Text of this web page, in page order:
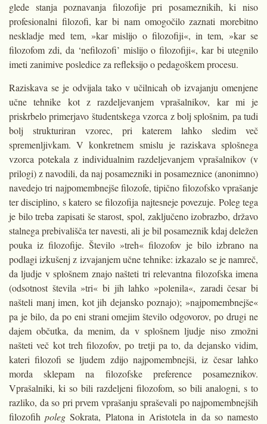
glede stanja poznavanja filozofije pri posameznikih, ki niso
profesionalni filozofi, kar bi nam omogočilo zaznati morebitno
neskladje med tem, »kar mislijo o filozofiji«, in tem, »kar se
filozofom zdi, da ‘nefilozofi’ mislijo o filozofiji«, kar bi utegnilo
imeti zanimive posledice za refleksijo o pedagoškem procesu.
Raziskava se je odvijala tako v učilnicah ob izvajanju omenjene
učne tehnike kot z razdeljevanjem vprašalnikov, kar mi je
priskrbelo primerjavo študentskega vzorca z bolj splošnim, pa tudi
bolj strukturiran vzorec, pri katerem lahko sledim več
spremenljivkam. V konkretnem smislu je raziskava splošnega
vzorca potekala z individualnim razdeljevanjem vprašalnikov (v
prilogi) z navodili, da naj posamezniki in posameznice (anonimno)
navedejo tri najpomembnejše filozofe, tipično filozofsko vprašanje
ter disciplino, s katero se filozofija najtesneje povezuje. Poleg tega
je bilo treba zapisati še starost, spol, zaključeno izobrazbo, državo
stalnega prebivališča ter navesti, ali je bil posameznik kdaj deležen
pouka iz filozofije. Število »treh« filozofov je bilo izbrano na
podlagi izkušenj z izvajanjem učne tehnike: izkazalo se je namreč,
da ljudje v splošnem znajo našteti tri relevantna filozofska imena
(odsotnost števila »tri« bi jih lahko »polenila«, zaradi česar bi
našteli manj imen, kot jih dejansko poznajo); »najpomembnejše«
pa je bilo, da po eni strani omejim število odgovorov, po drugi ne
dajem občutka, da menim, da v splošnem ljudje niso zmožni
našteti več kot treh filozofov, po tretji pa to, da dejansko vidim,
kateri filozofi se ljudem zdijo najpomembnejši, iz česar lahko
morda sklepam na filozofske preference posameznikov.
Vprašalniki, ki so bili razdeljeni filozofom, so bili analogni, s to
razliko, da so pri prvem vprašanju spraševali po najpomembnejših
filozofihpolegSokrata, Platona in Aristotela in da so namesto